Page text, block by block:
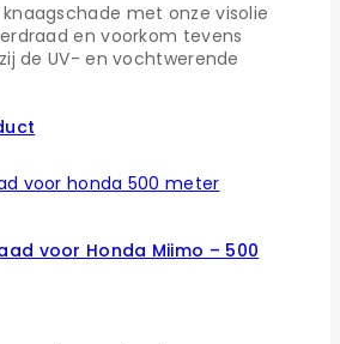
met onze visolie
en voorkom tevens
de UV- en vochtwerende
voor Honda Miimo – 500